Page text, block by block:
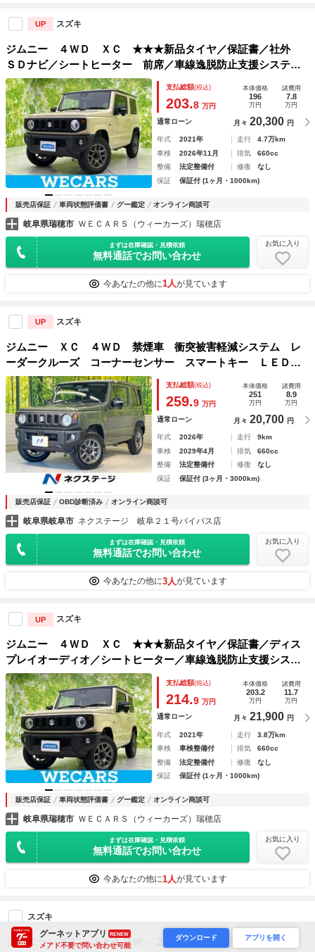
UP スズキ
ジムニー ４ＷＤ ＸＣ ★★★新品タイヤ／保証書／社外
ＳＤナビ／シートヒーター 前席／車線逸脱防止支援システム
／ヘッドランプ ＬＥＤ／Ｂｌｕｅｔｏｏｔｈ接続／ＡＢＳ／
横滑り防止装置／クルーズコントロール／バックモニター
支払総額(税込)
203.8 万円
本体価格
196
万円
諸費用
7.8
万円
通常ローン 月々 20,300 円
年式 2021年 走行
4.7万km
車検
2026年11月 排気
660cc
整備
法定整備付 修復
なし
保証
保証付 (1ヶ月・1000km)
販売店保証 車両状態評価書 グー鑑定 オンライン商談可
岐阜県瑞穂市 ＷＥＣＡＲＳ（ウィーカーズ）瑞穂店
まずは在庫確認・見積依頼
無料通話でお問い合わせ
お気に入り
今あなたの他に1人が見ています
UP スズキ
ジムニー ＸＣ ４ＷＤ 禁煙車 衝突被害軽減システム レ
ーダークルーズ コーナーセンサー スマートキー ＬＥＤヘ
ッド 純正１６インチアルミ 車線逸脱警報 オートライト
オートエアコン
支払総額(税込)
259.9 万円
本体価格
251
万円
諸費用
8.9
万円
通常ローン 月々 20,700 円
年式 2026年 走行
9km
車検
2029年4月 排気
660cc
整備
法定整備付 修復
なし
保証
保証付 (3ヶ月・3000km)
販売店保証 OBD診断済み オンライン商談可
岐阜県岐阜市 ネクステージ 岐阜２１号バイパス店
まずは在庫確認・見積依頼
無料通話でお問い合わせ
お気に入り
今あなたの他に3人が見ています
UP スズキ
ジムニー ４ＷＤ ＸＣ ★★★新品タイヤ／保証書／ディス
プレイオーディオ／シートヒーター／車線逸脱防止支援システ
ム／ドライブレコーダー 社外／ヘッドランプ ＬＥＤ／Ｂｌ
ｕｅｔｏｏｔｈ接続／ＥＴＣ／ＡＢＳ／横滑り防止装置
支払総額(税込)
214.9 万円
本体価格
203.2
万円
諸費用
11.7
万円
通常ローン 月々 21,900 円
年式 2021年 走行
3.8万km
車検
車検整備付 排気
660cc
整備
法定整備付 修復
なし
保証
保証付 (1ヶ月・1000km)
販売店保証 車両状態評価書 グー鑑定 オンライン商談可
岐阜県瑞穂市 ＷＥＣＡＲＳ（ウィーカーズ）瑞穂店
まずは在庫確認・見積依頼
無料通話でお問い合わせ
お気に入り
今あなたの他に1人が見ています
スズキ
ジムニー ＸＬ ＪＡ１２Ｗ－２型最終 圧縮圧力測定済 Ｔ
グーネットアプリ RENEW
メアド不要で問い合わせ可能
ダウンロード アプリを開く